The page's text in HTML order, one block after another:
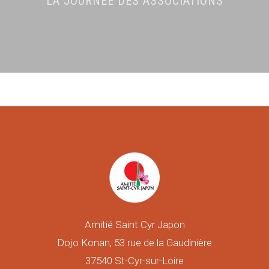
Amitié Saint Cyr Japon
Dojo Konan, 53 rue de la Gaudinière
37540 St-Cyr-sur-Loire